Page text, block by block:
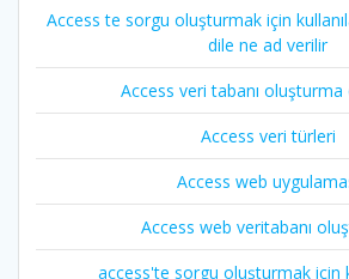
Access te sorgu oluşturmak için
dile ne ad verilir
Access veri tabanı oluşturma
Access veri türleri
Access web
Access web veritabanı
access'te sorgu oluşturmak için